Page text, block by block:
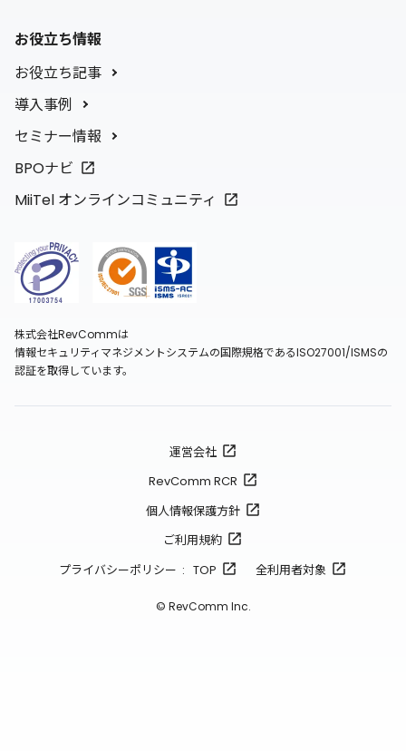
お役立ち情報
お役立ち記事
導入事例
セミナー情報
BPOナビ
MiiTel オンラインコミュニティ
株式会社RevCommは
情報セキュリティマネジメントシステムの国際規格であるISO27001/ISMSの
認証を取得しています。
運営会社
RevComm RCR
個人情報保護方針
ご利用規約
プライバシーポリシー : TOP
全利用者対象
© RevComm Inc.